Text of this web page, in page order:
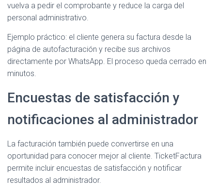
vuelva a pedir el comprobante y reduce la carga del
personal administrativo.
Ejemplo práctico: el cliente genera su factura desde la
página de autofacturación y recibe sus archivos
directamente por WhatsApp. El proceso queda cerrado en
minutos.
Encuestas de satisfacción y
notificaciones al administrador
La facturación también puede convertirse en una
oportunidad para conocer mejor al cliente. TicketFactura
permite incluir encuestas de satisfacción y notificar
resultados al administrador.